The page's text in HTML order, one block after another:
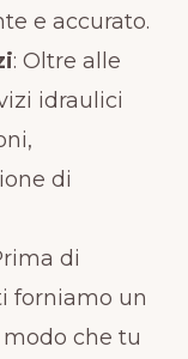
e accurato.
: Oltre alle
idraulici
di
di
forniamo un
che tu